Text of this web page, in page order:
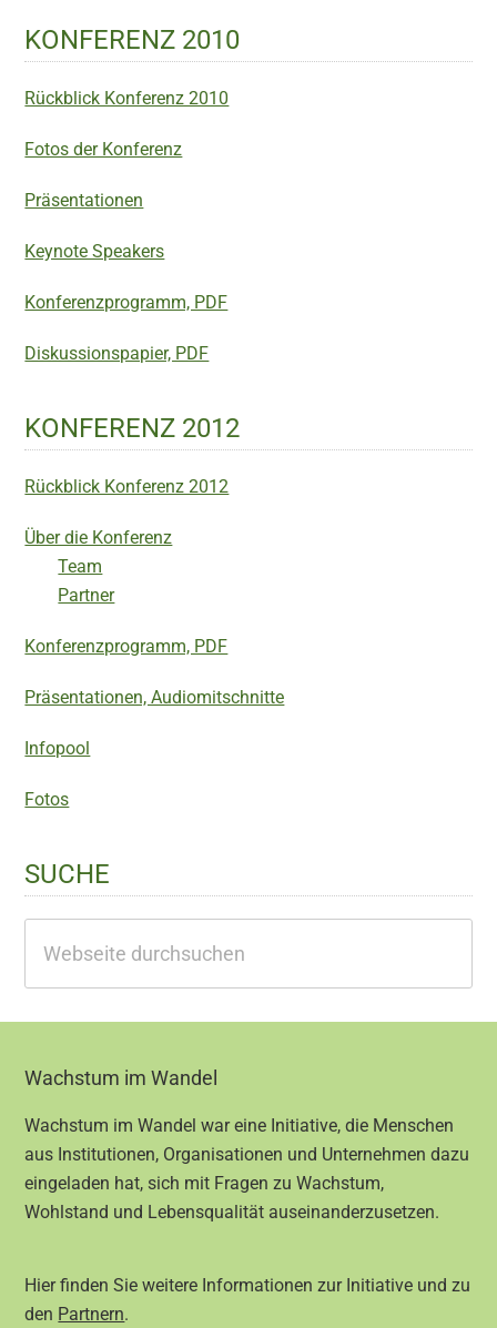
KONFERENZ 2010
Rückblick Konferenz 2010
Fotos der Konferenz
Präsentationen
Keynote Speakers
Konferenzprogramm, PDF
Diskussionspapier, PDF
KONFERENZ 2012
Rückblick Konferenz 2012
Über die Konferenz
Team
Partner
Konferenzprogramm, PDF
Präsentationen, Audiomitschnitte
Infopool
Fotos
SUCHE
durchsuchen
Footer
Wachstum im Wandel
Wachstum im Wandel war eine Initiative, die Menschen
aus Institutionen, Organisationen und Unternehmen dazu
eingeladen hat, sich mit Fragen zu Wachstum,
Wohlstand und Lebensqualität auseinanderzusetzen.
Hier finden Sie weitere Informationen zur Initiative und zu
den Partnern.